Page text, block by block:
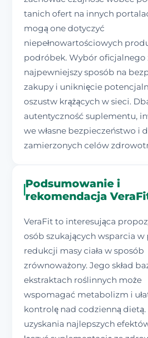
tanich ofert na innych
mogą one dotyczyć
niepełnowartościowych
podróbek. Wybór oficjalnego
najpewniejszy sposób na
zakupy i uniknięcie
oszustw krążących w sieci.
autentyczność suplementu,
we własne bezpieczeństwo i
zamierzonych celów
Podsumowanie i
rekomendacja
VeraFit to interesująca
osób szukających wsparcia w
redukcji masy ciała w sposób
zrównoważony. Jego skład
ekstraktach roślinnych może
wspomagać metabolizm i
kontrolę nad codzienną dietą.
uzyskania najlepszych